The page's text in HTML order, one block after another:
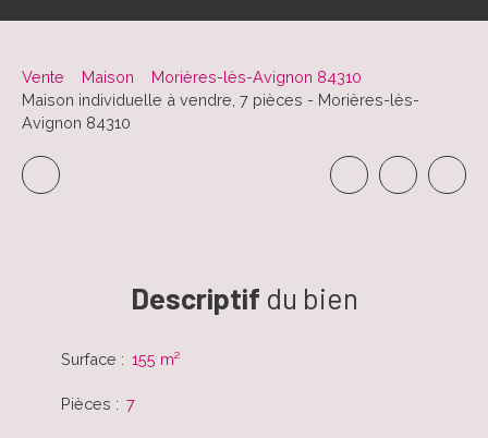
Vente Maison
Morières-lès-Avignon 84310
Maison individuelle à vendre, 7 pièces - Morières-lès-
Avignon 84310
Descriptif du bien
Surface : 155 m²
Pièces : 7